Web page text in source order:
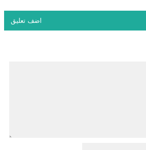
اضف تعليق